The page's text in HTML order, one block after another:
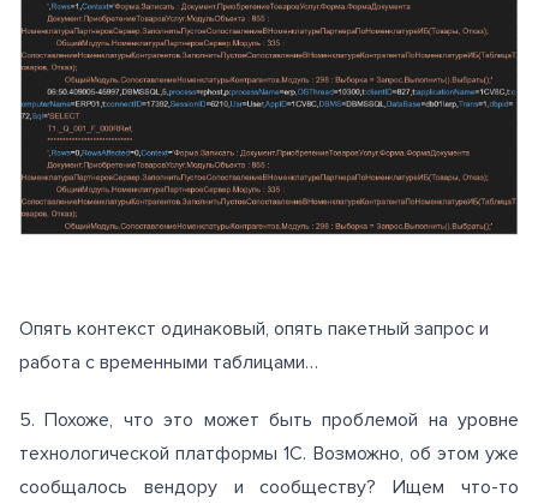
Опять контекст одинаковый, опять пакетный запрос и
работа с временными таблицами…
5. Похоже, что это может быть проблемой на уровне
технологической платформы 1С. Возможно, об этом уже
сообщалось вендору и сообществу? Ищем что-то